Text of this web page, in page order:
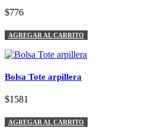
$776
AGREGAR AL CARRITO
Bolsa Tote arpillera
$1581
AGREGAR AL CARRITO